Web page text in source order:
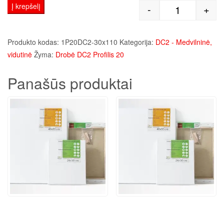
produkto
- +
Į krepšelį
Produkto kodas: 1P20DC2-30x110 Kategorija: DC2 - Medvilninė,
vidutinė Žyma: Drobė DC2 Profilis 20
Panašūs produktai